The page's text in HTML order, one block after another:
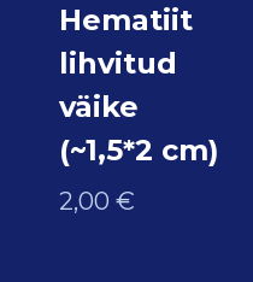
Hematiit
lihvitud
väike
(~1,5*2 cm)
2,00 €